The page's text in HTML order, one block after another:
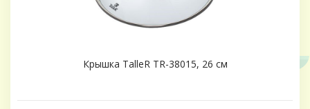
Крышка TalleR TR-38015, 26 см